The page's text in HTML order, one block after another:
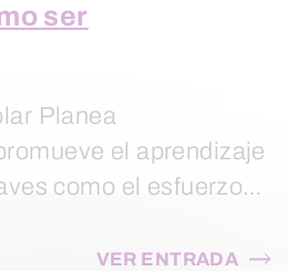
ser
Planea
el aprendizaje
como el esfuerzo…
VER ENTRADA